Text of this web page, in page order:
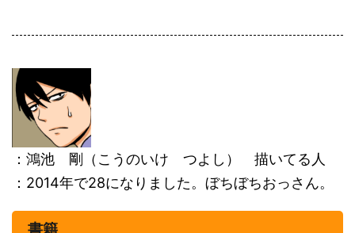
：鴻池 剛（こうのいけ つよし） 描いてる人
：2014年で28になりました。ぼちぼちおっさん。
書籍